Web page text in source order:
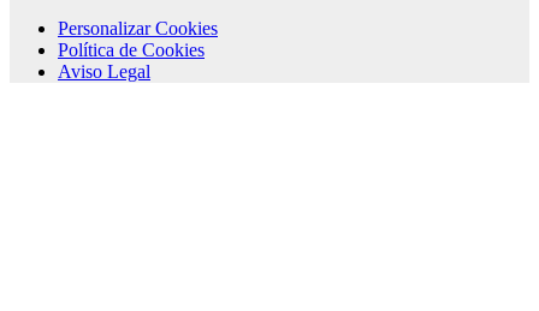
Personalizar Cookies
Política de Cookies
Aviso Legal